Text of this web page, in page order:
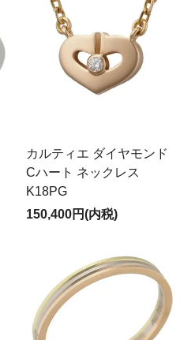
カルティエ ダイヤモンド
Cハート ネックレス
K18PG
150,400円(内税)